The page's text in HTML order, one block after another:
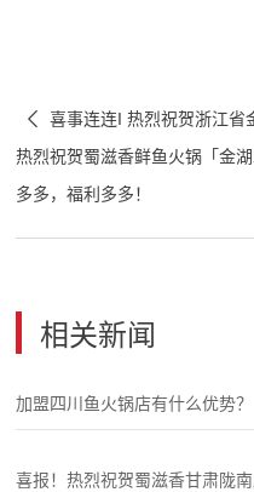
喜事连连I 热烈祝贺浙江省
热烈祝贺蜀滋香鲜鱼火锅「金
多多，福利多多！
相关新闻
加盟四川鱼火锅店有什么优势？
喜报！热烈祝贺蜀滋香甘肃陇南